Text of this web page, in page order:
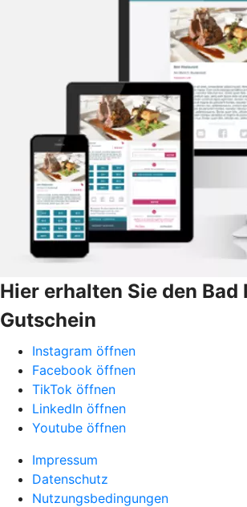
Hier erhalten Sie den Bad
Gutschein
Instagram öffnen
Facebook öffnen
TikTok öffnen
LinkedIn öffnen
Youtube öffnen
Impressum
Datenschutz
Nutzungsbedingungen